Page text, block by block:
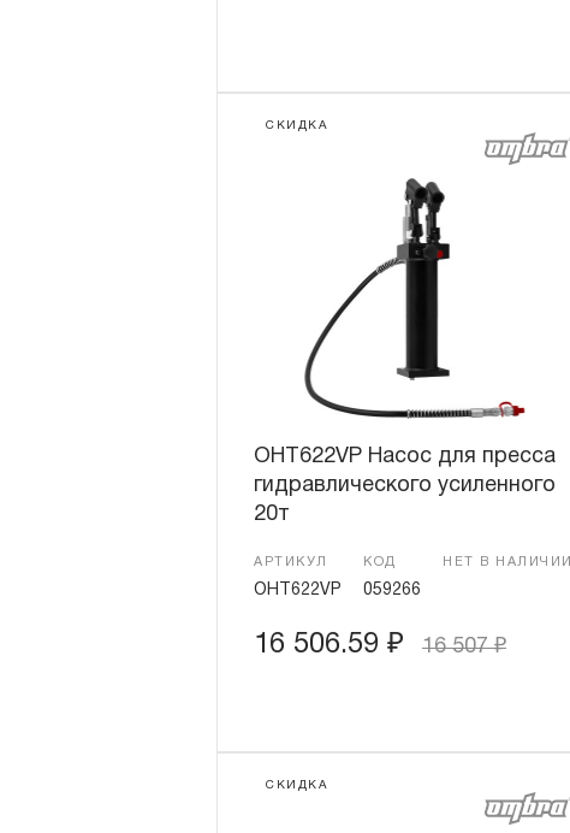
СКИДКА
OHT622VP Насос для пресса
гидравлического усиленного
20т
АРТИКУЛ
OHT622VP
КОД
059266
НЕТ В НАЛИЧИИ
16 506.59 ₽ 16 507₽
СКИДКА